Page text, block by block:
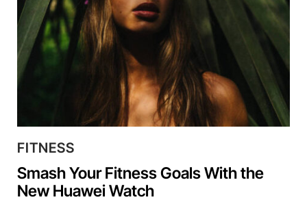
FITNESS
Smash Your Fitness Goals With the
New Huawei Watch